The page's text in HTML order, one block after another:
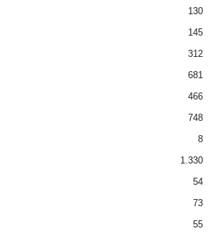
130
145
312
681
466
748
8
1.330
54
73
55